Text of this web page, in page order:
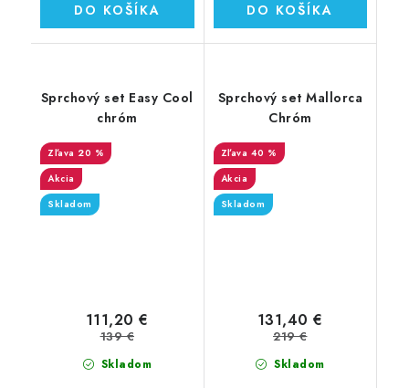
DO KOŠÍKA DO KOŠÍKA
Sprchový set Easy Cool
chróm
20 %
Akcia
Skladom
Skladom
111,20 €
139 €
Sprchový set Mallorca
Chróm
40 %
Akcia
Skladom
Skladom
131,40 €
219 €